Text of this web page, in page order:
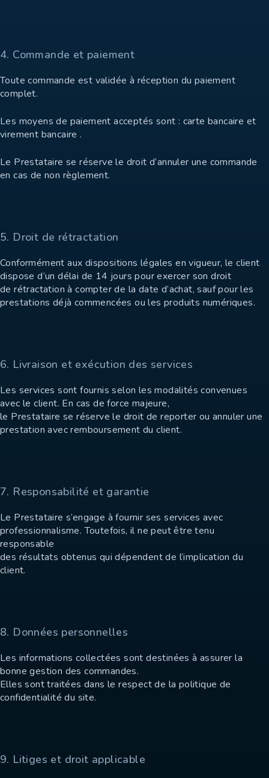
4. Commande et paiement
Toute commande est validée à réception du paiement
complet.
Les moyens de paiement acceptés sont : carte bancaire et
virement bancaire .
Le Prestataire se réserve le droit d’annuler une commande
en cas de non règlement.
5. Droit de rétractation
Conformément aux dispositions légales en vigueur, le client
dispose d’un délai de 14 jours pour exercer son droit
de rétractation à compter de la date d’achat, sauf pour les
prestations déjà commencées ou les produits numériques.
6. Livraison et exécution des services
Les services sont fournis selon les modalités convenues
avec le client. En cas de force majeure,
le Prestataire se réserve le droit de reporter ou annuler une
prestation avec remboursement du client.
7. Responsabilité et garantie
Le Prestataire s’engage à fournir ses services avec
professionnalisme. Toutefois, il ne peut être tenu
responsable
des résultats obtenus qui dépendent de l’implication du
client.
8. Données personnelles
Les informations collectées sont destinées à assurer la
bonne gestion des commandes.
Elles sont traitées dans le respect de la politique de
confidentialité du site.
9. Litiges et droit applicable